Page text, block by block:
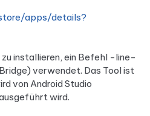
apps/details?
zu installieren, ein Befehl -line-
verwendet. Das Tool ist
von Android Studio
wird.